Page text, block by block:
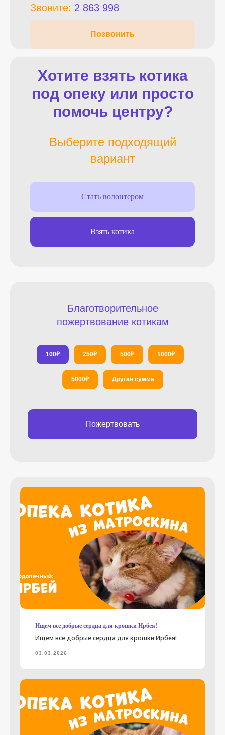
Звоните: 2 863 998
Позвонить
Хотите взять котика
под опеку или просто
помочь центру?
Выберите подходящий
вариант
Стать волонтером
Взять котика
Благотворительное
пожертвование котикам
100₽ 250₽ 500₽ 1000₽
5000₽ Другая сумма
Пожертвовать
Ищем все добрые сердца для крошки Ирбея!
Ищем все добрые сердца для крошки Ирбея!
03.03.2026
нужна помощь